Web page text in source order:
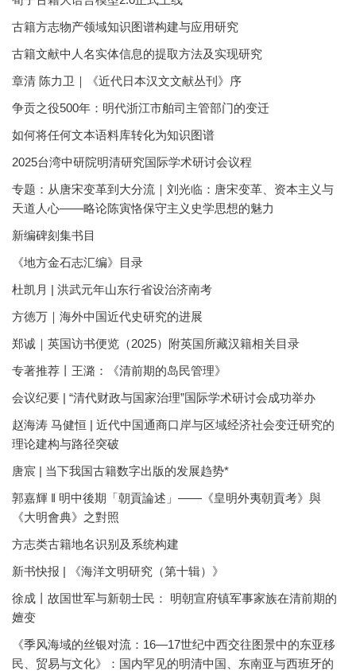
古籍方志物产领域知识图谱构建与应用研究
古籍文献中人名实体信息的提取方法及实现研究
章清 陈力卫｜《近代日本汉文文献丛刊》序
争贡之役500年：明代浙江市舶司主管部门的变迁
如何将任何文本语料库转化为知识图谱
2025台湾中研院明清研究国际学术研讨会议程
专题：从唐宋变革到大分流｜刘光临：唐宋变革、资本主义与
天道人心——略论陈寅恪保守主义史学思想的魅力
新编碑刻集书目
《地方金石志汇编》目录
杜凯月 | 洪武元年山东行省设治济南考
方徳万｜海外中国近代史研究的进展
郑诚｜英国访书便览（2025）附英国所藏汉籍相关目录
专著推荐丨王潞：《清前期的岛民管理》
会议纪要 | “清代财政与国家治理”国际学术研讨会成功举办
赵海涛 马健恒 | 近代中国通商口岸与区域经济社会变迁研究的
理论建构与路径突破
唐宸 | 当下我国古籍数字出版的发展趋势*
郭嘉輝 ‖ 明中後期「朝貢論述」——《皇明外夷朝貢考》與
《大明會典》之對照
方志类古籍地名识别及系统构建
新书快报 | 《海洋文明研究（第十辑）》
徐成丨故国世军与新朝士民： 明朝宣府镇军事家族在清前期的
嬗变
《季风海域的丝银对流：16—17世纪中西交往图景中的东亚移
民、贸易与文化》：国内罕见的明清中国、东南亚与西班牙的